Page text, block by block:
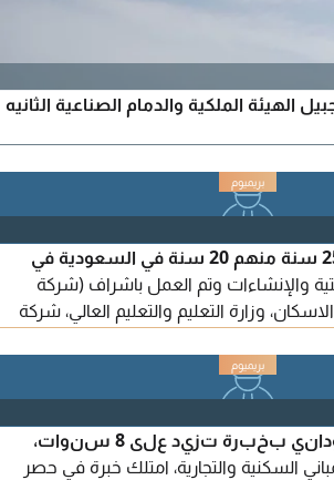
الهيئة الملكية والدمام الصناعية الثانيه
مهندس مدني خبرة 25 سنة منهم 20 سنة في السعودية في
والإنشاءات وتم العمل باشراف (شركة
وزارة التعليم والتعليم العالي، شركة
الهندسية ومدير مشروع معتمد في وزارة
معتمد في الدرعية ومدير إنشاءات معتمد
مهندس مدني سوداني بخبرة تزيد على 8 سنوات،
السكنية والتجارية، امتلك خبرة في حصر